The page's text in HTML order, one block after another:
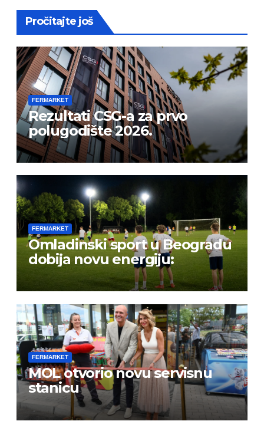
Pročitajte još
FERMARKET
Rezultati CSG-a za prvo
polugodište 2026.
FERMARKET
Omladinski sport u Beogradu
dobija novu energiju:
FERMARKET
MOL otvorio novu servisnu
stanicu